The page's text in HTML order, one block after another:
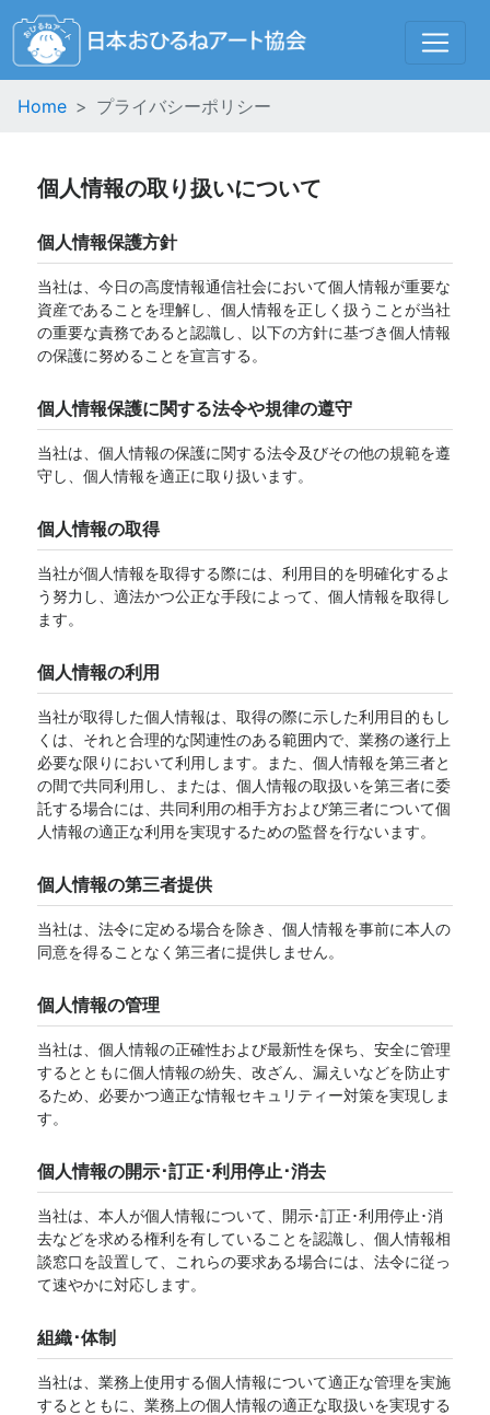
Home プライバシーポリシー
個人情報の取り扱いについて
個人情報保護方針
当社は、今日の高度情報通信社会において個人情報が重要な
資産であることを理解し、個人情報を正しく扱うことが当社
の重要な責務であると認識し、以下の方針に基づき個人情報
の保護に努めることを宣言する。
個人情報保護に関する法令や規律の遵守
当社は、個人情報の保護に関する法令及びその他の規範を遵
守し、個人情報を適正に取り扱います。
個人情報の取得
当社が個人情報を取得する際には、利用目的を明確化するよ
う努力し、適法かつ公正な手段によって、個人情報を取得し
ます。
個人情報の利用
当社が取得した個人情報は、取得の際に示した利用目的もし
くは、それと合理的な関連性のある範囲内で、業務の遂行上
必要な限りにおいて利用します。また、個人情報を第三者と
の間で共同利用し、または、個人情報の取扱いを第三者に委
託する場合には、共同利用の相手方および第三者について個
人情報の適正な利用を実現するための監督を行ないます。
個人情報の第三者提供
当社は、法令に定める場合を除き、個人情報を事前に本人の
同意を得ることなく第三者に提供しません。
個人情報の管理
当社は、個人情報の正確性および最新性を保ち、安全に管理
するとともに個人情報の紛失、改ざん、漏えいなどを防止す
るため、必要かつ適正な情報セキュリティー対策を実現しま
す。
個人情報の開示･訂正･利用停止･消去
当社は、本人が個人情報について、開示･訂正･利用停止･消
去などを求める権利を有していることを認識し、個人情報相
談窓口を設置して、これらの要求ある場合には、法令に従っ
て速やかに対応します。
組織･体制
当社は、業務上使用する個人情報について適正な管理を実施
するとともに、業務上の個人情報の適正な取扱いを実現する